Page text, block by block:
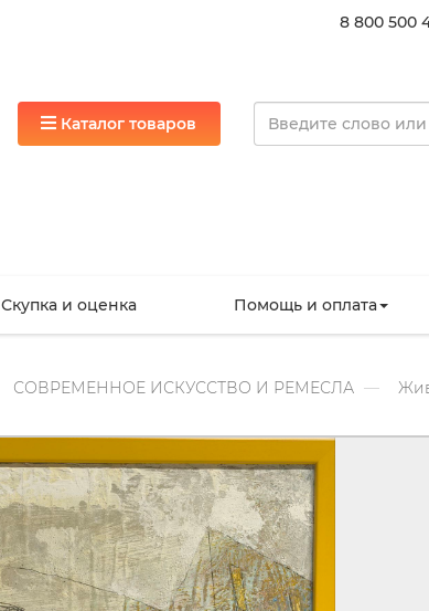
8 800 500
Каталог товаров
Скупка и оценка Помощь и оплата
СОВРЕМЕННОЕ ИСКУССТВО И РЕМЕСЛА